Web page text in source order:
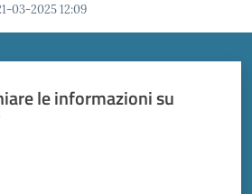
03-2025 12:09
le informazioni su